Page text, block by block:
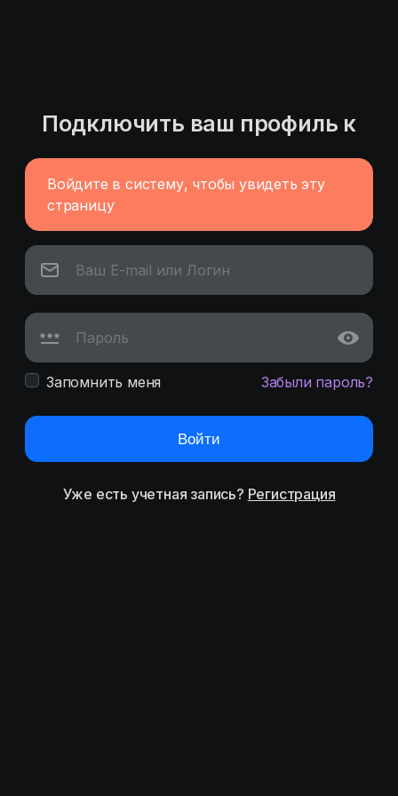
Подключить ваш профиль к
Войдите в систему, чтобы увидеть эту
страницу
Запомнить меня Забыли пароль?
Войти
Уже есть учетная запись? Регистрация